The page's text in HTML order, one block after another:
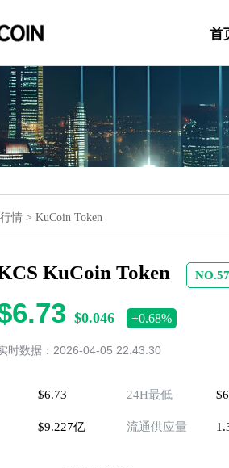
首
行情 >KuCoin Token
KuCoin Token NO.57
$0.046 +0.68%
时数据：2026-04-05 22:43:30
$6.73 24H最低
$9.227亿 流通供应量